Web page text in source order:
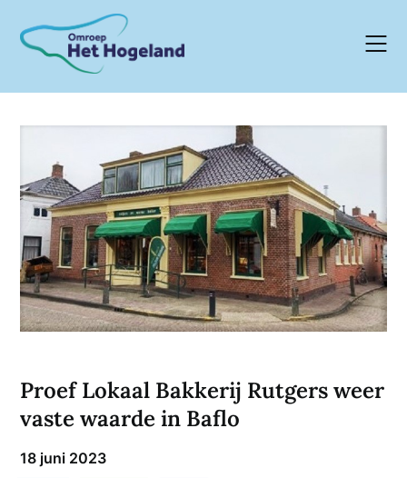
content
Proef Lokaal Bakkerij Rutgers weer
vaste waarde in Baflo
18 juni 2023